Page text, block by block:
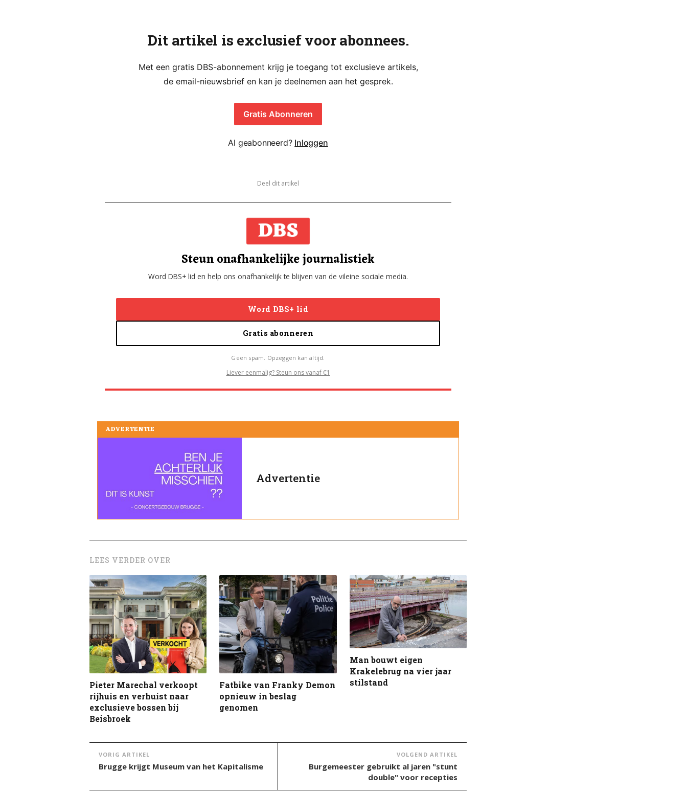
Dit artikel is exclusief voor abonnees.
Met een gratis DBS-abonnement krijg je toegang tot exclusieve artikels,
de email-nieuwsbrief en kan je deelnemen aan het gesprek.
Gratis Abonneren
Al geabonneerd? Inloggen
Deel dit artikel
Steun onafhankelijke journalistiek
Word DBS+ lid en help ons onafhankelijk te blijven van de vileine sociale media.
Word DBS+ lid
Gratis abonneren
Geen spam. Opzeggen kan altijd.
Liever eenmalig? Steun ons vanaf €1
ADVERTENTIE
Advertentie
LEES VERDER OVER
Pieter Marechal verkoopt
rijhuis en verhuist naar
exclusieve bossen bij
Beisbroek
Fatbike van Franky Demon
opnieuw in beslag
genomen
Man bouwt eigen
Krakelebrug na vier jaar
stilstand
VORIG ARTIKEL
Brugge krijgt Museum van het Kapitalisme
VOLGEND ARTIKEL
Burgemeester gebruikt al jaren "stunt
double" voor recepties